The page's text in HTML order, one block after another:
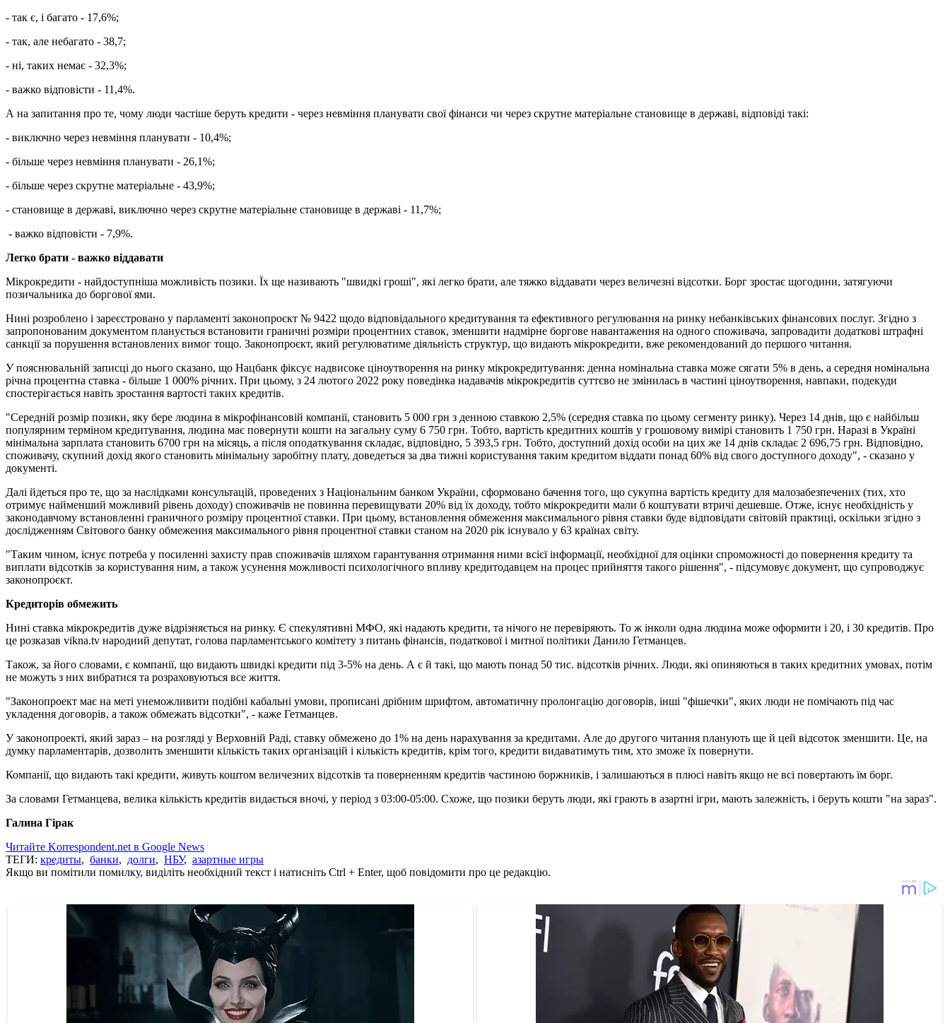
- так є, і багато - 17,6%;
- так, але небагато - 38,7;
- ні, таких немає - 32,3%;
- важко відповісти - 11,4%.
А на запитання про те, чому люди частіше беруть кредити - через невміння планувати свої фінанси чи через скрутне матеріальне становище в державі, відповіді такі:
- виключно через невміння планувати - 10,4%;
- більше через невміння планувати - 26,1%;
- більше через скрутне матеріальне - 43,9%;
- становище в державі, виключно через скрутне матеріальне становище в державі - 11,7%;
- важко відповісти - 7,9%.
Легко брати - важко віддавати
Мікрокредити - найдоступніша можливість позики. Їх ще називають "швидкі гроші", які легко брати, але тяжко віддавати через величезні відсотки. Борг зростає щогодини, затягуючи
позичальника до боргової ями.
Нині розроблено і зареєстровано у парламенті законопроєкт № 9422 щодо відповідального кредитування та ефективного регулювання на ринку небанківських фінансових послуг. Згідно з
запропонованим документом планується встановити граничні розміри процентних ставок, зменшити надмірне боргове навантаження на одного споживача, запровадити додаткові штрафні
санкції за порушення встановлених вимог тощо. Законопроєкт, який регулюватиме діяльність структур, що видають мікрокредити, вже рекомендований до першого читання.
У пояснювальній записці до нього сказано, що Нацбанк фіксує надвисоке ціноутворення на ринку мікрокредитування: денна номінальна ставка може сягати 5% в день, а середня номінальна
річна процентна ставка - більше 1 000% річних. При цьому, з 24 лютого 2022 року поведінка надавачів мікрокредитів суттєво не змінилась в частині ціноутворення, навпаки, подекуди
спостерігається навіть зростання вартості таких кредитів.
"Середній розмір позики, яку бере людина в мікрофінансовій компанії, становить 5 000 грн з денною ставкою 2,5% (середня ставка по цьому сегменту ринку). Через 14 днів, що є найбільш
популярним терміном кредитування, людина має повернути кошти на загальну суму 6 750 грн. Тобто, вартість кредитних коштів у грошовому вимірі становить 1 750 грн. Наразі в Україні
мінімальна зарплата становить 6700 грн на місяць, а після оподаткування складає, відповідно, 5 393,5 грн. Тобто, доступний дохід особи на цих же 14 днів складає 2 696,75 грн. Відповідно,
споживачу, скупний дохід якого становить мінімальну заробітну плату, доведеться за два тижні користування таким кредитом віддати понад 60% від свого доступного доходу", - сказано у
документі.
Далі йдеться про те, що за наслідками консультацій, проведених з Національним банком України, сформовано бачення того, що сукупна вартість кредиту для малозабезпечених (тих, хто
отримує найменший можливий рівень доходу) споживачів не повинна перевищувати 20% від їх доходу, тобто мікрокредити мали б коштувати втричі дешевше. Отже, існує необхідність у
законодавчому встановленні граничного розміру процентної ставки. При цьому, встановлення обмеження максимального рівня ставки буде відповідати світовій практиці, оскільки згідно з
дослідженням Світового банку обмеження максимального рівня процентної ставки станом на 2020 рік існувало у 63 країнах світу.
"Таким чином, існує потреба у посиленні захисту прав споживачів шляхом гарантування отримання ними всієї інформації, необхідної для оцінки спроможності до повернення кредиту та
виплати відсотків за користування ним, а також усунення можливості психологічного впливу кредитодавцем на процес прийняття такого рішення", - підсумовує документ, що супроводжує
законопроєкт.
Кредиторів обмежить
Нині ставка мікрокредитів дуже відрізняється на ринку. Є спекулятивні МФО, які надають кредити, та нічого не перевіряють. То ж інколи одна людина може оформити і 20, і 30 кредитів. Про
це розказав vikna.tv народний депутат, голова парламентського комітету з питань фінансів, податкової і митної політики Данило Гетманцев.
Також, за його словами, є компанії, що видають швидкі кредити під 3-5% на день. А є й такі, що мають понад 50 тис. відсотків річних. Люди, які опиняються в таких кредитних умовах, потім
не можуть з них вибратися та розраховуються все життя.
"Законопроект має на меті унеможливити подібні кабальні умови, прописані дрібним шрифтом, автоматичну пролонгацію договорів, інші "фішечки", яких люди не помічають під час
укладення договорів, а також обмежать відсотки", - каже Гетманцев.
У законопроекті, який зараз – на розгляді у Верховній Раді, ставку обмежено до 1% на день нарахування за кредитами. Але до другого читання планують ще й цей відсоток зменшити. Це, на
думку парламентарів, дозволить зменшити кількість таких організацій і кількість кредитів, крім того, кредити видаватимуть тим, хто зможе їх повернути.
Компанії, що видають такі кредити, живуть коштом величезних відсотків та поверненням кредитів частиною боржників, і залишаються в плюсі навіть якщо не всі повертають їм борг.
За словами Гетманцева, велика кількість кредитів видається вночі, у період з 03:00-05:00. Схоже, що позики беруть люди, які грають в азартні ігри, мають залежність, і беруть кошти "на зараз".
Галина Гірак
Читайте Korrespondent.net в Google News
ТЕГИ: кредиты, банки, долги, НБУ, азартные игры
Якщо ви помітили помилку, виділіть необхідний текст і натисніть Ctrl + Enter, щоб повідомити про це редакцію.